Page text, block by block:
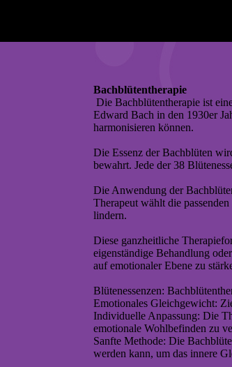
Bachblütentherapie
Die Bachblütentherapie ist
Edward Bach in den 1930er
harmonisieren können.
Die Essenz der Bachblüten
bewahrt. Jede der 38
Die Anwendung der
Therapeut wählt die
lindern.
Diese ganzheitliche
eigenständige Behandlung
auf emotionaler Ebene zu
Blütenessenzen:
Emotionales Gleichgewicht:
Individuelle Anpassung: Die
emotionale Wohlbefinden zu
Sanfte Methode: Die
werden kann, um das innere